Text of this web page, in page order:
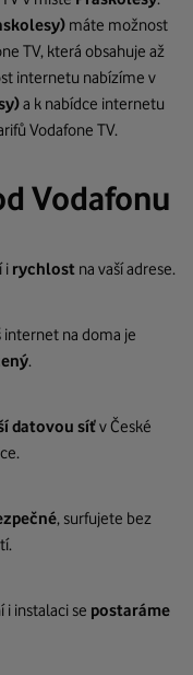
máte možnost
TV, která obsahuje až
internetu nabízíme v
a k nabídce internetu
Vodafone TV.
Vodafonu
i rychlost na vaší adrese.
na doma je
.
datovou síťv České
, surfujete bez
instalaci se postaráme